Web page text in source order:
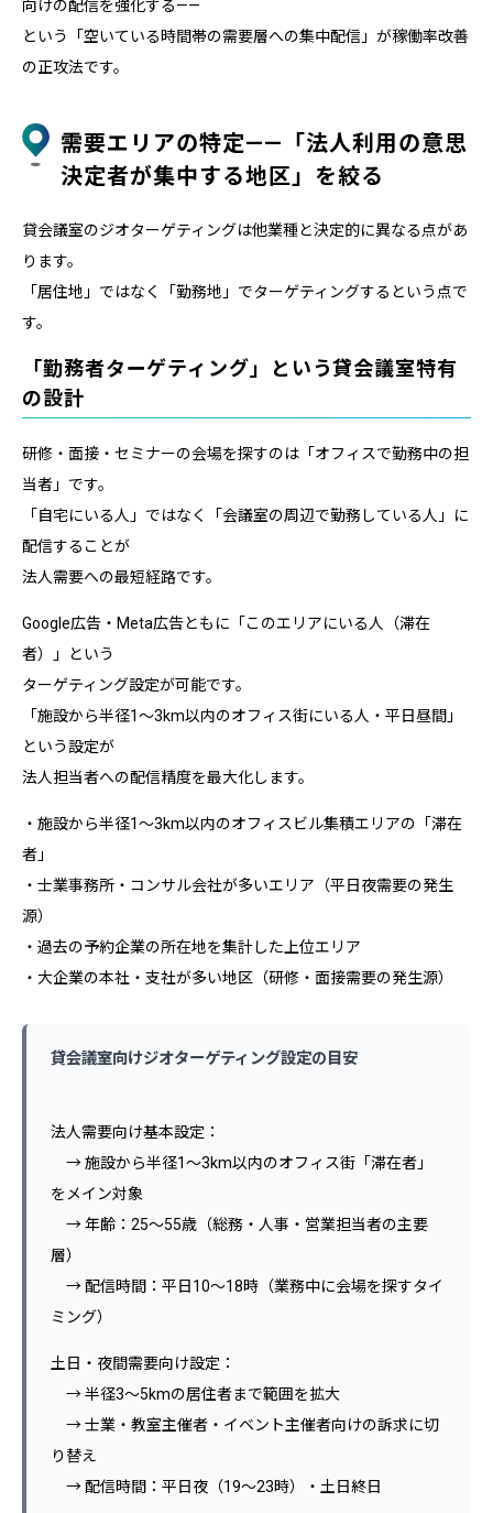
向けの配信を強化する——
という「空いている時間帯の需要層への集中配信」が稼働率改善
の正攻法です。
需要エリアの特定——「法人利用の意思
決定者が集中する地区」を絞る
貸会議室のジオターゲティングは他業種と決定的に異なる点があ
ります。
「居住地」ではなく「勤務地」でターゲティングするという点で
す。
「勤務者ターゲティング」という貸会議室特有
の設計
研修・面接・セミナーの会場を探すのは「オフィスで勤務中の担
当者」です。
「自宅にいる人」ではなく「会議室の周辺で勤務している人」に
配信することが
法人需要への最短経路です。
Google広告・Meta広告ともに「このエリアにいる人（滞在
者）」という
ターゲティング設定が可能です。
「施設から半径1〜3km以内のオフィス街にいる人・平日昼間」
という設定が
法人担当者への配信精度を最大化します。
・施設から半径1〜3km以内のオフィスビル集積エリアの「滞在
者」
・士業事務所・コンサル会社が多いエリア（平日夜需要の発生
源）
・過去の予約企業の所在地を集計した上位エリア
・大企業の本社・支社が多い地区（研修・面接需要の発生源）
貸会議室向けジオターゲティング設定の目安
法人需要向け基本設定：
→ 施設から半径1〜3km以内のオフィス街「滞在者」
をメイン対象
→ 年齢：25〜55歳（総務・人事・営業担当者の主要
層）
→ 配信時間：平日10〜18時（業務中に会場を探すタイ
ミング）
土日・夜間需要向け設定：
→ 半径3〜5kmの居住者まで範囲を拡大
→ 士業・教室主催者・イベント主催者向けの訴求に切
り替え
→ 配信時間：平日夜（19〜23時）・土日終日